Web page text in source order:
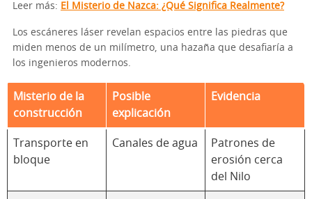
Leer más: El Misterio de Nazca: ¿Qué Significa Realmente?
Los escáneres láser revelan espacios entre las piedras que
miden menos de un milímetro, una hazaña que desafiaría a
los ingenieros modernos.
Misterio de la
construcción
Posible
explicación
Evidencia
Transporte en
bloque
Canales de agua
Patrones de
erosión cerca
del Nilo